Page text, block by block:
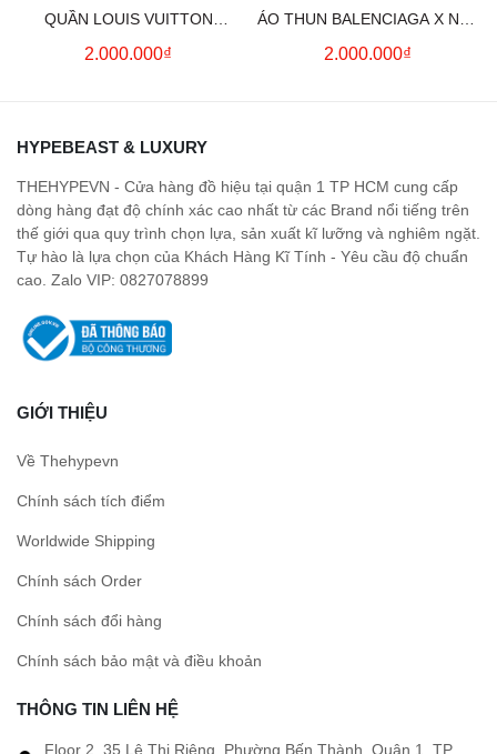
QUẦN LOUIS VUITTON
MONOGRAM MOIRE
2.000.000₫
ÁO THUN BALENCIAGA X NBA
LOGO COTTON JERSEY T-
2.000.000₫
HYPEBEAST & LUXURY
THEHYPEVN - Cửa hàng đồ hiệu tại quận 1 TP HCM cung cấp
dòng hàng đạt độ chính xác cao nhất từ các Brand nổi tiếng trên
thế giới qua quy trình chọn lựa, sản xuất kĩ lưỡng và nghiêm ngặt.
Tự hào là lựa chọn của Khách Hàng Kĩ Tính - Yêu cầu độ chuẩn
cao. Zalo VIP: 0827078899
GIỚI THIỆU
Về Thehypevn
Chính sách tích điểm
Worldwide Shipping
Chính sách Order
Chính sách đổi hàng
Chính sách bảo mật và điều khoản
THÔNG TIN LIÊN HỆ
Floor 2, 35 Lê Thị Riêng, Phường Bến Thành, Quận 1, TP